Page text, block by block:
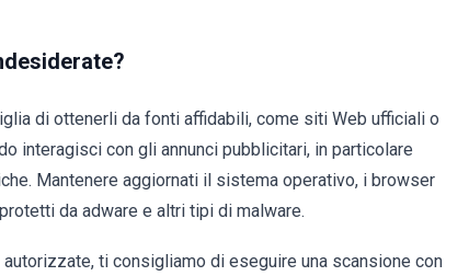
di ottenerli da fonti affidabili, come siti Web ufficiali o
interagisci con gli annunci pubblicitari, in particolare
Mantenere aggiornati il sistema operativo, i browser
da adware e altri tipi di malware.
ti consigliamo di eseguire una scansione con